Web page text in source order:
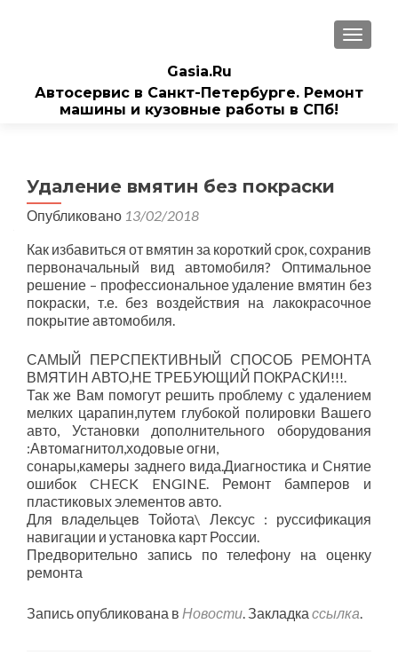
Gasia.Ru
Автосервис в Санкт-Петербурге. Ремонт
машины и кузовные работы в СПб!
Удаление вмятин без покраски
Опубликовано 13/02/2018
Как избавиться от вмятин за короткий срок, сохранив
первоначальный вид автомобиля? Оптимальное
решение – профессиональное удаление вмятин без
покраски, т.е. без воздействия на лакокрасочное
покрытие автомобиля.
САМЫЙ ПЕРСПЕКТИВНЫЙ СПОСОБ РЕМОНТА
ВМЯТИН АВТО,НЕ ТРЕБУЮЩИЙ ПОКРАСКИ!!!.
Так же Вам помогут решить проблему с удалением
мелких царапин,путем глубокой полировки Вашего
авто, Установки дополнительного оборудования
:Автомагнитол,ходовые огни,
сонары,камеры заднего вида.Диагностика и Снятие
ошибок CHECK ENGINE. Ремонт бамперов и
пластиковых элементов авто.
Для владельцев Тойота\ Лексус : руссификация
навигации и установка карт России.
Предворительно запись по телефону на оценку
ремонта
Запись опубликована в Новости. Закладка ссылка.